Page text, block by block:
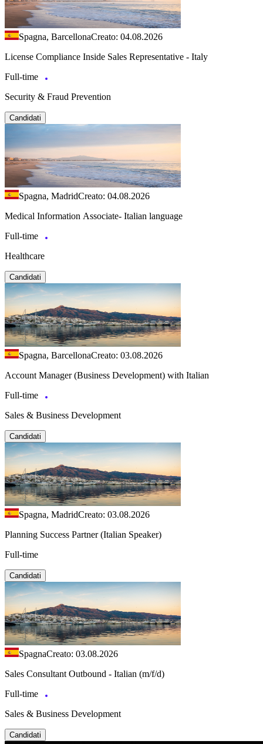
Spagna, BarcellonaCreato: 04.08.2026
License Compliance Inside Sales Representative - Italy
Full-time
Security & Fraud Prevention
Candidati
Spagna, MadridCreato: 04.08.2026
Medical Information Associate- Italian language
Full-time
Healthcare
Candidati
Spagna, BarcellonaCreato: 03.08.2026
Account Manager (Business Development) with Italian
Full-time
Sales & Business Development
Candidati
Spagna, MadridCreato: 03.08.2026
Planning Success Partner (Italian Speaker)
Full-time
Candidati
SpagnaCreato: 03.08.2026
Sales Consultant Outbound - Italian (m/f/d)
Full-time
Sales & Business Development
Candidati